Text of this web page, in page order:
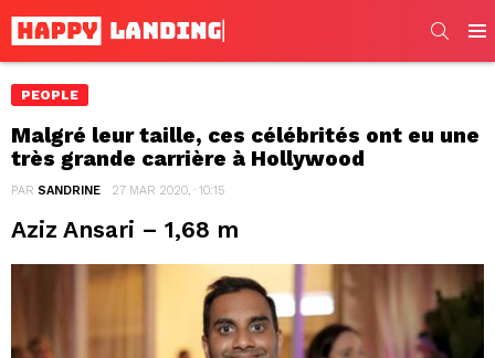
PEOPLE
Malgré leur taille, ces célébrités ont eu une
très grande carrière à Hollywood
PAR SANDRINE 27 MAR 2020, · 10:15
Aziz Ansari – 1,68 m